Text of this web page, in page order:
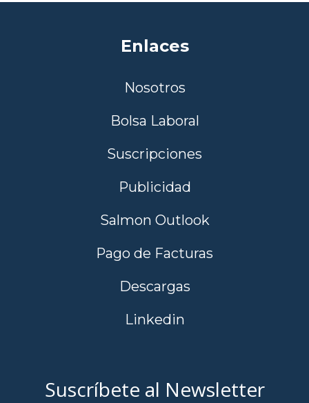
Enlaces
Nosotros
Bolsa Laboral
Suscripciones
Publicidad
Salmon Outlook
Pago de Facturas
Descargas
Linkedin
Suscríbete al Newsletter